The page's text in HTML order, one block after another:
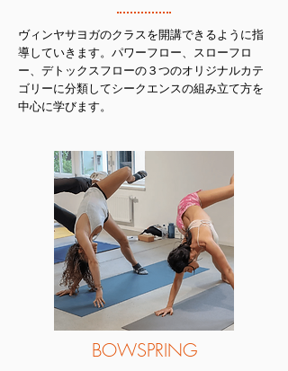
ヴィンヤサヨガのクラスを開講できるように指
導していきます。パワーフロー、スローフロ
ー、デトックスフローの３つのオリジナルカテ
ゴリーに分類してシークエンスの組み立て方を
中心に学びます。
BOWSPRING